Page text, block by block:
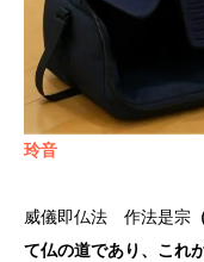
玲音
威儀即仏法 作法是宗
て仏の道であり、これ